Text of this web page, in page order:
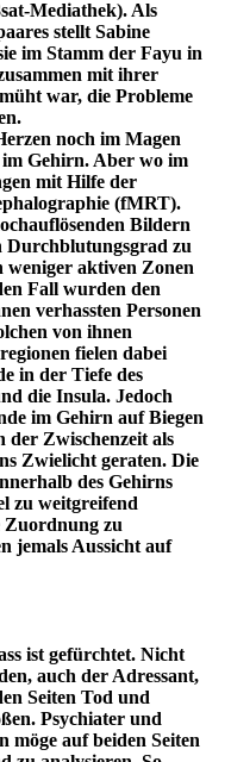
Mediathek). Als
stellt Sabine
im Stamm der Fayu in
mit ihrer
war, die Probleme
noch im Magen
Gehirn. Aber wo im
mit Hilfe der
(fMRT).
Bildern
zu
weniger aktiven Zonen
Fall wurden den
verhassten Personen
von ihnen
fielen dabei
in der Tiefe des
die Insula. Jedoch
im Gehirn auf Biegen
der Zwischenzeit als
Zwielicht geraten. Die
des Gehirns
zu weitgreifend
Zuordnung zu
jemals Aussicht auf
ist gefürchtet. Nicht
auch der Adressant,
Seiten Tod und
Psychiater und
möge auf beiden Seiten